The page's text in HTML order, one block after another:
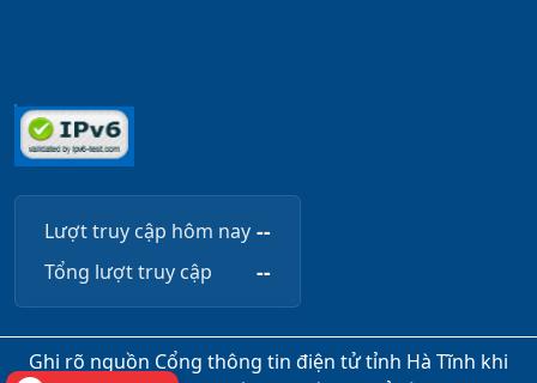
Lượt truy cập hôm nay --
Tổng lượt truy cập --
Ghi rõ nguồn Cổng thông tin điện tử tỉnh Hà Tĩnh khi